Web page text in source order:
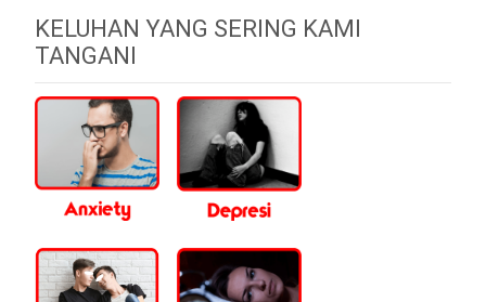
KELUHAN YANG SERING KAMI
TANGANI